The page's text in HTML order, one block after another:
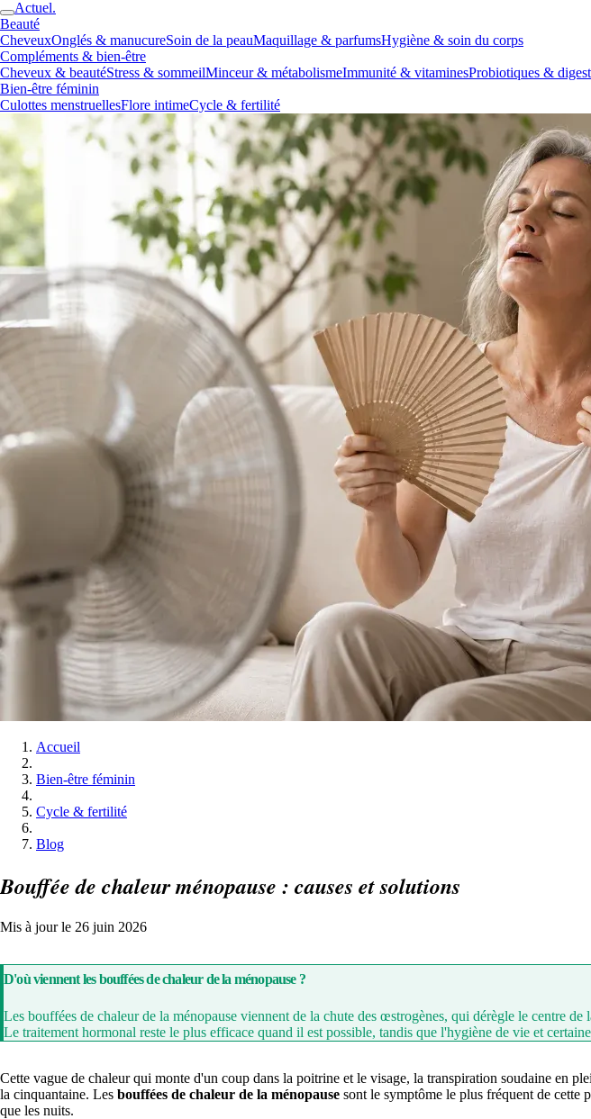
Actuel.
Beauté
CheveuxOnglés & manucureSoin de la peauMaquillage & parfumsHygiène & soin du corps
Compléments & bien-être
Cheveux & beautéStress & sommeilMinceur & métabolismeImmunité & vitaminesProbiotiques &
Bien-être féminin
Culottes menstruellesFlore intimeCycle & fertilité
Accueil
Bien-être féminin
Cycle & fertilité
Blog
Bouffée de chaleur ménopause : causes et solutions
Mis à jour le 26 juin 2026
D'où viennent les bouffées de chaleur de la ménopause ?
Les bouffées de chaleur de la ménopause viennent de la chute des œstrogènes, qui dérègle le centre
Le traitement hormonal reste le plus efficace quand il est possible, tandis que l'hygiène de vie et
Cette vague de chaleur qui monte d'un coup dans la poitrine et le visage, la transpiration soudaine en
la cinquantaine. Les bouffées de chaleur de la ménopause sont le symptôme le plus fréquent de cette
que les nuits.